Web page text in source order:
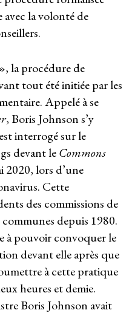
la volonté de
la procédure de
tout été initiée par les
Appelé à se
, Boris Johnson s’y
interrogé sur le
devant leCommons
2020, lors d’une
Cette
des commissions de
depuis 1980.
à pouvoir convoquer le
devant elle après que
à cette pratique
heures et demie.
Boris Johnson avait